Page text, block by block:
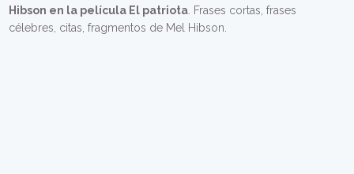
Hibson en la película El patriota . Frases cortas, frases
célebres, citas, fragmentos de Mel Hibson.